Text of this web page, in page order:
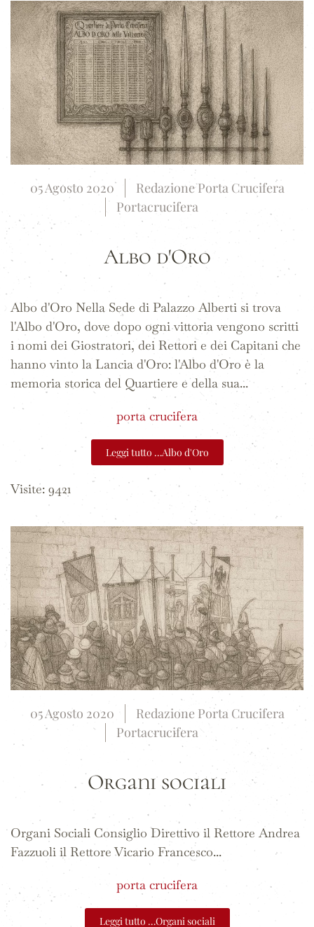
05 Agosto 2020
Redazione Porta Crucifera
Portacrucifera
Albo d'Oro
Albo d'Oro Nella Sede di Palazzo Alberti si trova
l'Albo d'Oro, dove dopo ogni vittoria vengono scritti
i nomi dei Giostratori, dei Rettori e dei Capitani che
hanno vinto la Lancia d'Oro: l'Albo d'Oro è la
memoria storica del Quartiere e della sua...
porta crucifera
Leggi tutto …Albo d'Oro
Visite: 9421
05 Agosto 2020
Redazione Porta Crucifera
Portacrucifera
Organi sociali
Organi Sociali Consiglio Direttivo il Rettore Andrea
Fazzuoli il Rettore Vicario Francesco...
porta crucifera
Leggi tutto …Organi sociali